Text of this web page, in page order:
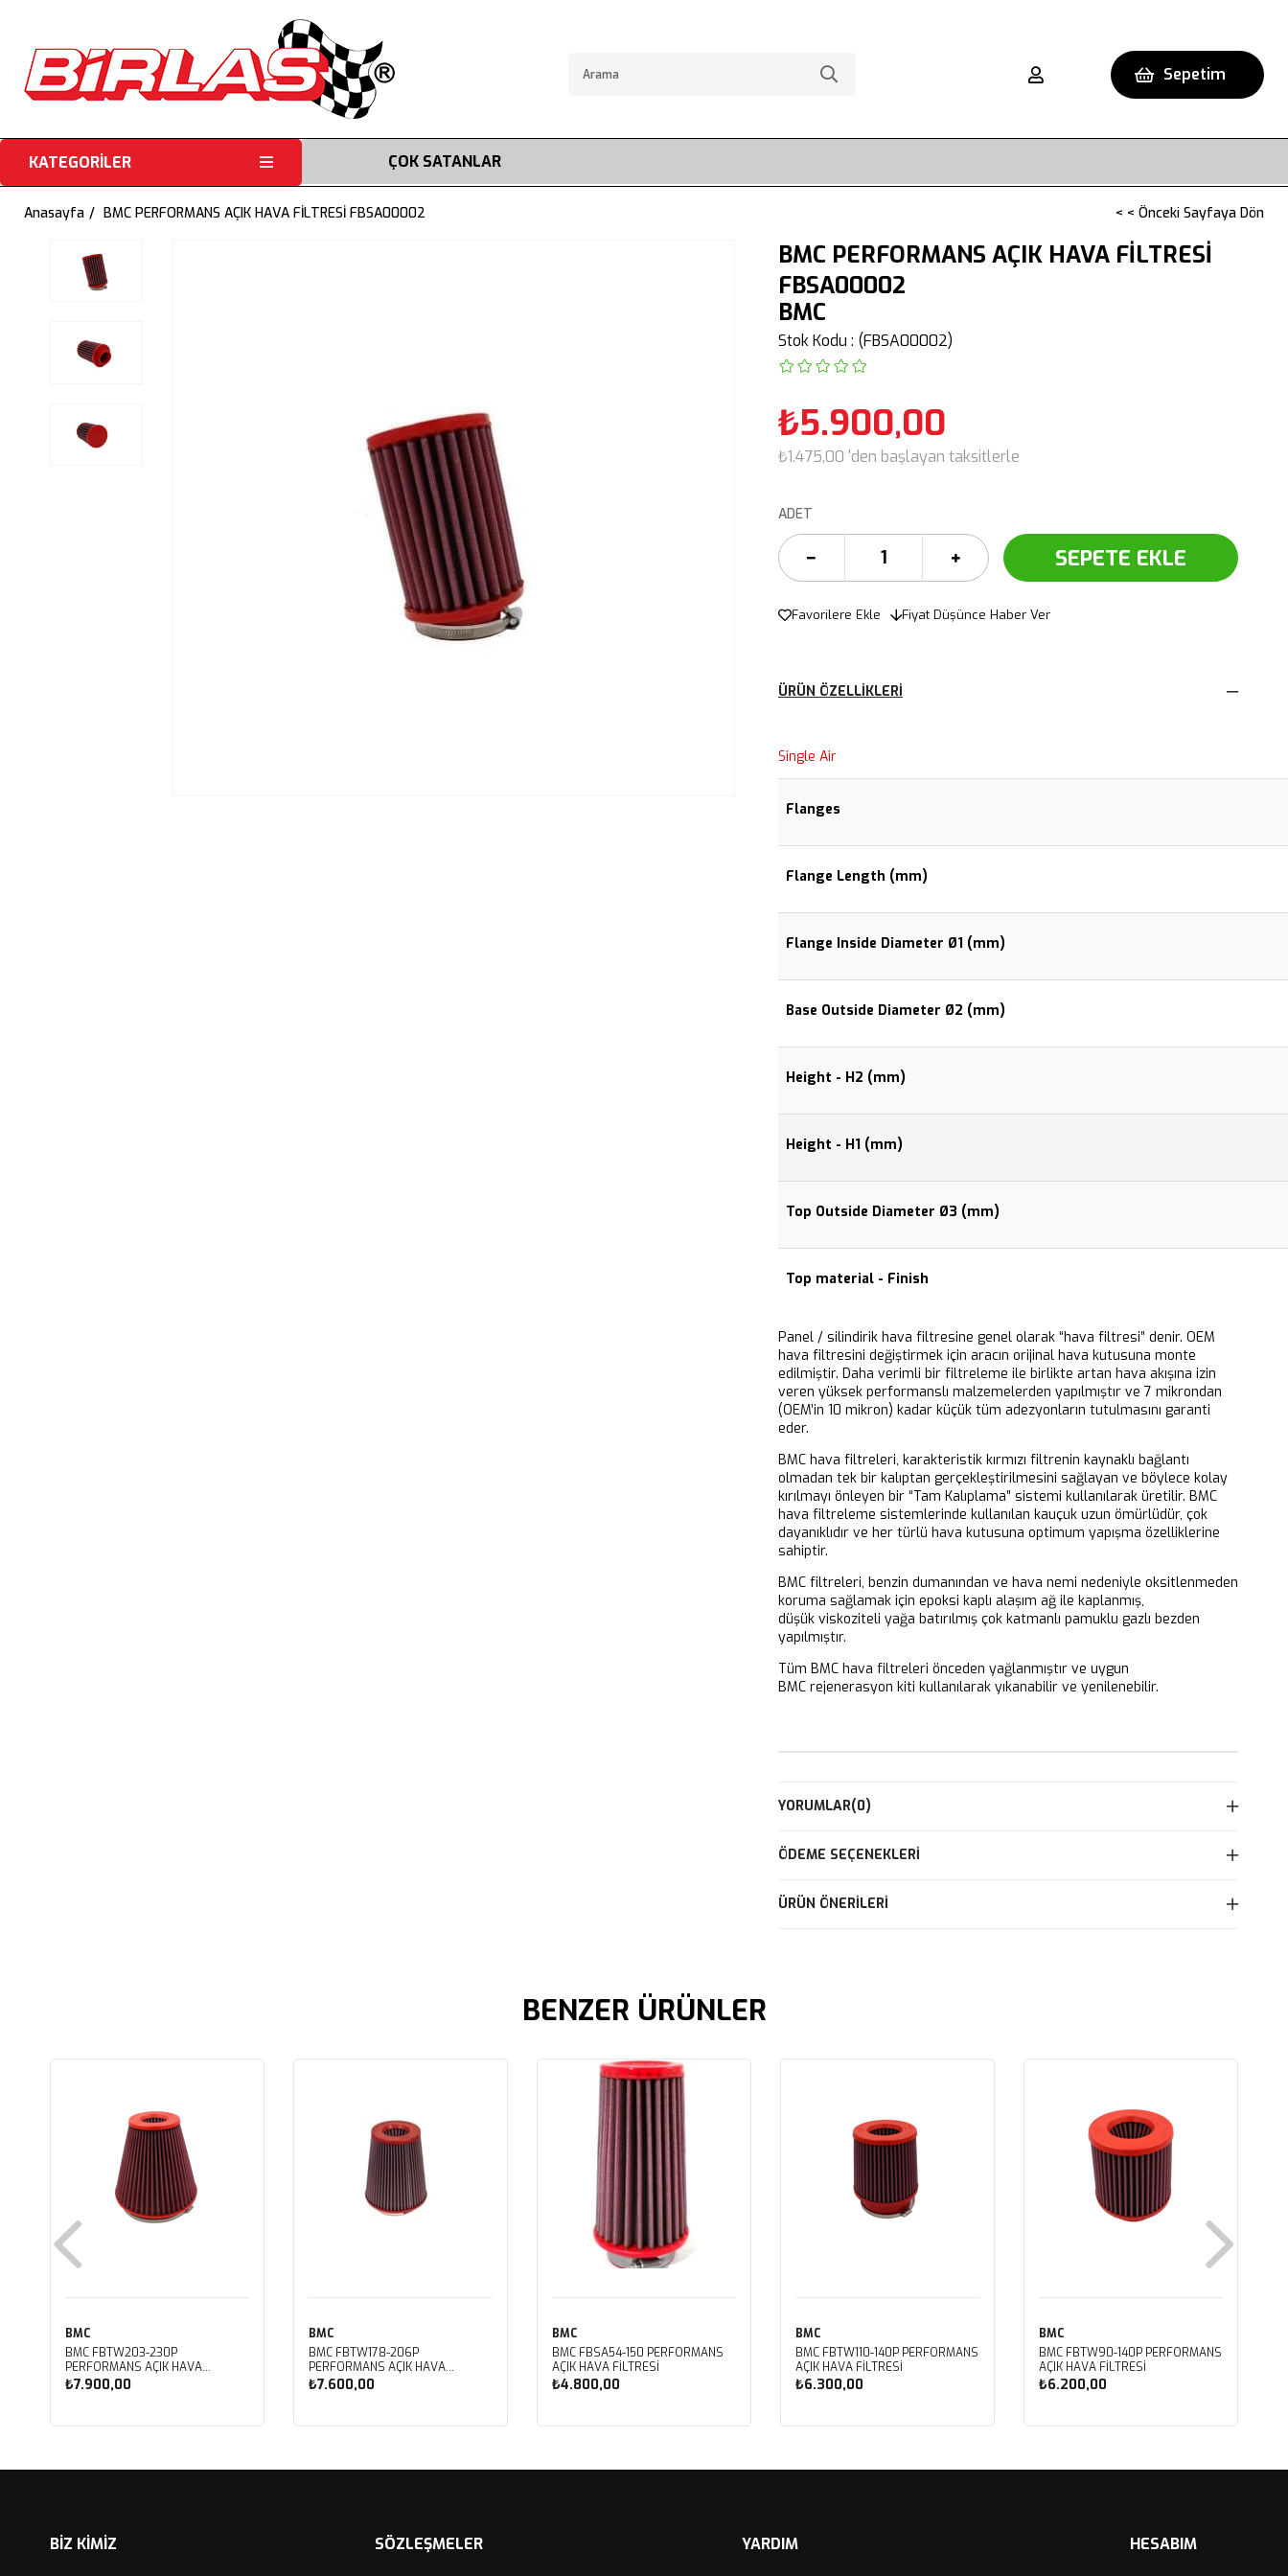
Sepetim
KATEGORİLER ÇOK SATANLAR
Anasayfa BMC PERFORMANS AÇIK HAVA FİLTRESİ FBSA00002 < < Önceki Sayfaya Dön
BMC PERFORMANS AÇIK HAVA FİLTRESİ
FBSA00002
BMC
Stok Kodu (FBSA00002)
₺5.900,00
₺1.475,00 'den başlayan taksitlerle
ADET
Favorilere Ekle Fiyat Düşünce Haber Ver
ÜRÜN ÖZELLIKLERI
Single Air
Flanges
Flange Length (mm)
Flange Inside Diameter Ø1 (mm)
Base Outside Diameter Ø2 (mm)
Height - H2 (mm)
Height - H1 (mm)
Top Outside Diameter Ø3 (mm)
Top material - Finish
Panel / silindirik hava filtresine genel olarak “hava filtresi” denir. OEM
hava filtresini değiştirmek için aracın orijinal hava kutusuna monte
edilmiştir. Daha verimli bir filtreleme ile birlikte artan hava akışına izin
veren yüksek performanslı malzemelerden yapılmıştır ve 7 mikrondan
(OEM’in 10 mikron) kadar küçük tüm adezyonların tutulmasını garanti
eder.
BMC hava filtreleri, karakteristik kırmızı filtrenin kaynaklı bağlantı
olmadan tek bir kalıptan gerçekleştirilmesini sağlayan ve böylece kolay
kırılmayı önleyen bir “Tam Kalıplama” sistemi kullanılarak üretilir. BMC
hava filtreleme sistemlerinde kullanılan kauçuk uzun ömürlüdür, çok
dayanıklıdır ve her türlü hava kutusuna optimum yapışma özelliklerine
sahiptir.
BMC filtreleri, benzin dumanından ve hava nemi nedeniyle oksitlenmeden
koruma sağlamak için epoksi kaplı alaşım ağ ile kaplanmış,
düşük viskoziteli yağa batırılmış çok katmanlı pamuklu gazlı bezden
yapılmıştır.
Tüm BMC hava filtreleri önceden yağlanmıştır ve uygun
BMC rejenerasyon kiti kullanılarak yıkanabilir ve yenilenebilir.
YORUMLAR(0)
ÖDEME SEÇENEKLERI
ÜRÜN ÖNERILERI
BENZER ÜRÜNLER
BMC
BMC FBTW203-230P
PERFORMANS AÇIK HAVA
FİLTRESİ
₺7.900,00
BMC
BMC FBTW178-206P
PERFORMANS AÇIK HAVA
FİLTRESİ
₺7.600,00
BMC
BMC FBSA54-150 PERFORMANS
AÇIK HAVA FİLTRESİ
₺4.800,00
BMC
BMC FBTW110-140P PERFORMANS
AÇIK HAVA FİLTRESİ
₺6.300,00
BMC
BMC FBTW90-140P PERFORMANS
AÇIK HAVA FİLTRESİ
₺6.200,00
BİZ KİMİZ SÖZLEŞMELER YARDIM HESABIM